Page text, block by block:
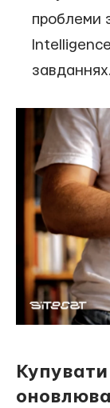
проблеми
завданнях.